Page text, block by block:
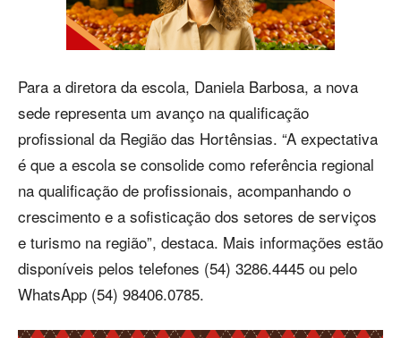
Para a diretora da escola, Daniela Barbosa, a nova
sede representa um avanço na qualificação
profissional da Região das Hortênsias. “A expectativa
é que a escola se consolide como referência regional
na qualificação de profissionais, acompanhando o
crescimento e a sofisticação dos setores de serviços
e turismo na região”, destaca. Mais informações estão
disponíveis pelos telefones (54) 3286.4445 ou pelo
WhatsApp (54) 98406.0785.